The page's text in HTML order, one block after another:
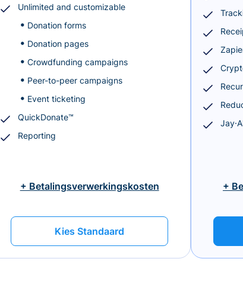
Unlimited and customizable
Donation forms
Donation pages
Crowdfunding campaigns
Peer-to-peer campaigns
Event ticketing
QuickDonate™
Reporting
+ Betalingsverwerkingskosten
Kies Standaard
+